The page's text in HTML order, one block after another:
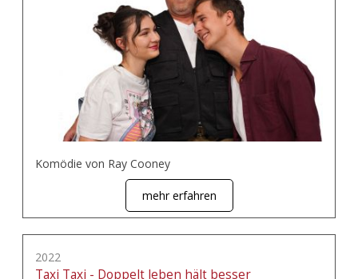
Komödie von Ray Cooney
mehr erfahren
2022
Taxi Taxi - Doppelt leben hält besser